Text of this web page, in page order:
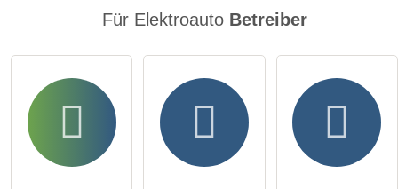
Für Elektroauto Betreiber